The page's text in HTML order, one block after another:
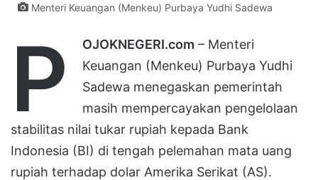
Menteri Keuangan (Menkeu) Purbaya Yudhi Sadewa
P OJOKNEGERI.com – Menteri
Keuangan (Menkeu) Purbaya Yudhi
Sadewa menegaskan pemerintah
masih mempercayakan pengelolaan
stabilitas nilai tukar rupiah kepada Bank
Indonesia (BI) di tengah pelemahan mata uang
rupiah terhadap dolar Amerika Serikat (AS).